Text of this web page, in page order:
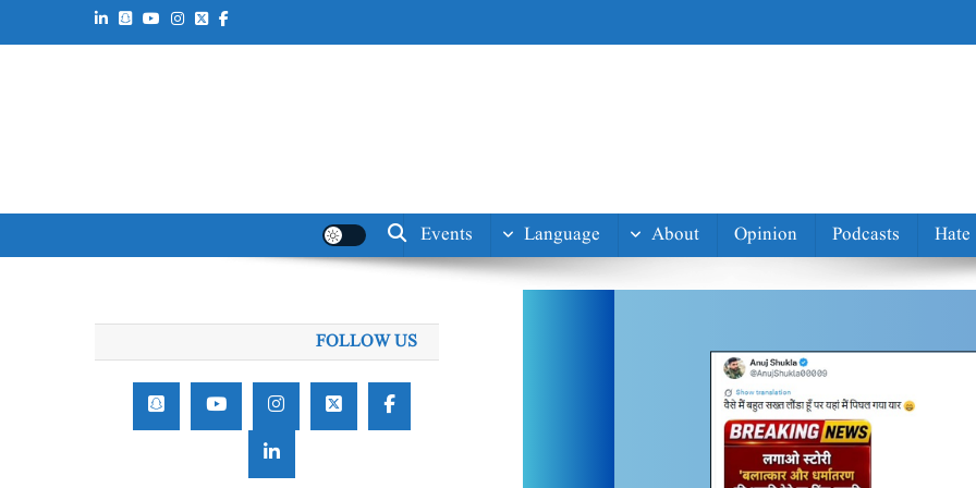
Hate
Podcasts
Opinion
About
Language
Events
FOLLOW US